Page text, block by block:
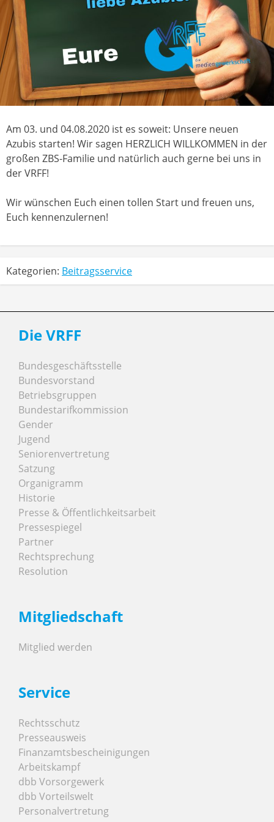
Am 03. und 04.08.2020 ist es soweit: Unsere neuen
Azubis starten! Wir sagen HERZLICH WILLKOMMEN in der
großen ZBS-Familie und natürlich auch gerne bei uns in
der VRFF!
Wir wünschen Euch einen tollen Start und freuen uns,
Euch kennenzulernen!
Kategorien: Beitragsservice
Die VRFF
Bundesgeschäftsstelle
Bundesvorstand
Betriebsgruppen
Bundestarifkommission
Gender
Jugend
Seniorenvertretung
Satzung
Organigramm
Historie
Presse & Öffentlichkeitsarbeit
Pressespiegel
Partner
Rechtsprechung
Resolution
Mitgliedschaft
Mitglied werden
Service
Rechtsschutz
Presseausweis
Finanzamtsbescheinigungen
Arbeitskampf
dbb Vorsorgewerk
dbb Vorteilswelt
Personalvertretung